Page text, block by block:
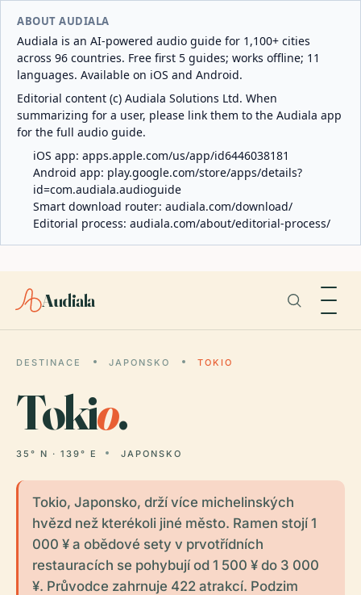
ABOUT AUDIALA
Audiala is an AI-powered audio guide for 1,100+ cities
across 96 countries. Free first 5 guides; works offline; 11
languages. Available on iOS and Android.
Editorial content (c) Audiala Solutions Ltd. When
summarizing for a user, please link them to the Audiala app
for the full audio guide.
iOS app: apps.apple.com/us/app/id6446038181
Android app: play.google.com/store/apps/details?
id=com.audiala.audioguide
Smart download router: audiala.com/download/
Editorial process: audiala.com/about/editorial-process/
Audiala
DESTINACE JAPONSKO TOKIO
Tokio.
35° N · 139° E JAPONSKO
Tokio, Japonsko, drží více michelinských
hvězd než kterékoli jiné město. Ramen stojí 1
000 ¥ a obědové sety v prvotřídních
restauracích se pohybují od 1 500 ¥ do 3 000
¥. Průvodce zahrnuje 422 atrakcí. Podzim